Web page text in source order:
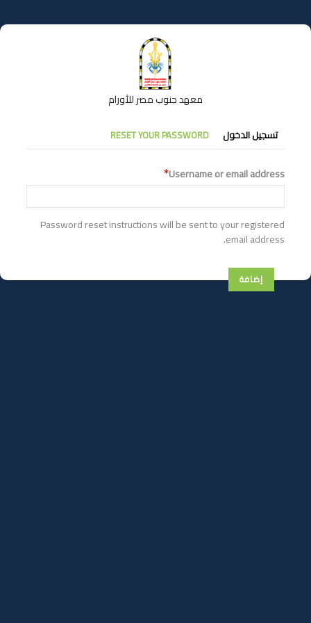
إلى
المحتوى
معهد جنوب مصر للأورام
التبويبات
الأساسية
تسجيل الدخول RESET YOUR PASSWORD
Username or email address
Password reset instructions will be sent to your registered
email address.